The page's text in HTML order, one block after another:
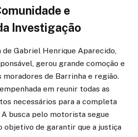
e
Investigação
Gabriel Henrique Aparecido,
gerou grande comoção e
moradores de Barrinha e região.
em reunir todas as
necessários para a completa
A busca pelo motorista segue
objetivo de garantir que a justiça